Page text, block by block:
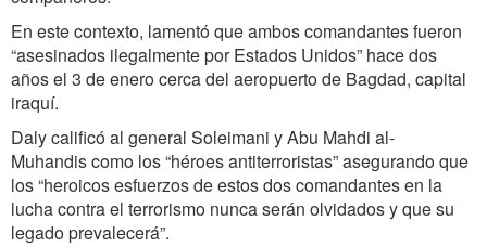
En este contexto, lamentó que ambos comandantes fueron
“asesinados ilegalmente por Estados Unidos” hace dos
años el 3 de enero cerca del aeropuerto de Bagdad, capital
iraquí.
Daly calificó al general Soleimani y Abu Mahdi al-
Muhandis como los “héroes antiterroristas” asegurando que
los “heroicos esfuerzos de estos dos comandantes en la
lucha contra el terrorismo nunca serán olvidados y que su
legado prevalecerá”.